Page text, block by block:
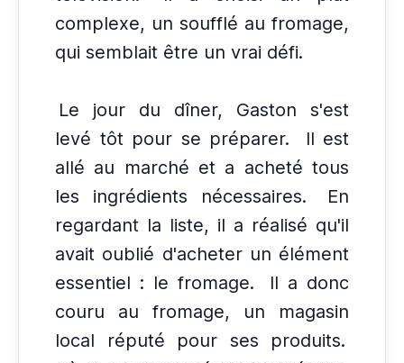
complexe, un soufflé au fromage,
qui semblait être un vrai défi.
Le jour du dîner, Gaston s'est
levé tôt pour se préparer.
Il est
allé au marché et a acheté tous
les ingrédients nécessaires.
En
regardant la liste, il a réalisé qu'il
avait oublié d'acheter un élément
essentiel : le fromage.
Il a donc
couru au fromage, un magasin
local réputé pour ses produits.